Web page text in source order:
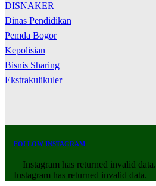
DISNAKER
Dinas Pendidikan
Pemda Bogor
Kepolisian
Bisnis Sharing
Ekstrakulikuler
FOLLOW INSTAGRAM
Instagram has returned invalid data.
Instagram has returned invalid data.